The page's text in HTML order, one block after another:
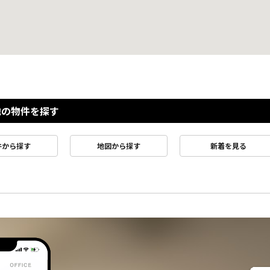
物件を探す
から探す 地図から探す 新着を見る